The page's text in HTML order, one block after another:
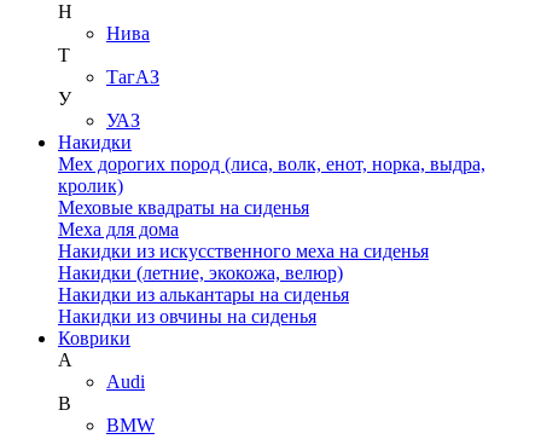
Н
Нива
Т
ТагАЗ
У
УАЗ
Накидки
Мех дорогих пород (лиса, волк, енот, норка, выдра,
кролик)
Меховые квадраты на сиденья
Меха для дома
Накидки из искусственного меха на сиденья
Накидки (летние, экокожа, велюр)
Накидки из алькантары на сиденья
Накидки из овчины на сиденья
Коврики
A
Audi
B
BMW